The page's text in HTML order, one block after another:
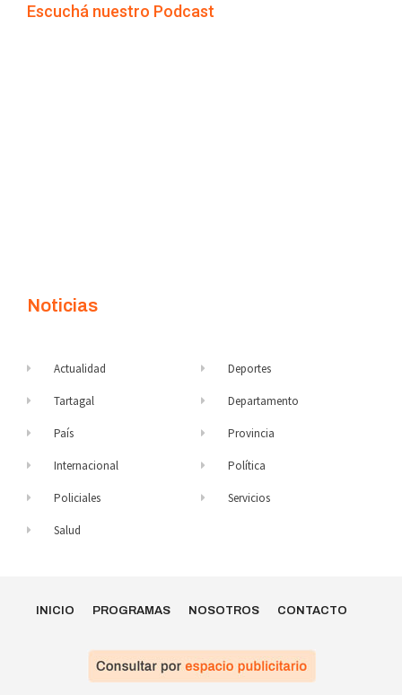
Escuchá nuestro Podcast
Noticias
Actualidad
Tartagal
País
Internacional
Policiales
Salud
Deportes
Departamento
Provincia
Política
Servicios
INICIO PROGRAMAS NOSOTROS CONTACTO